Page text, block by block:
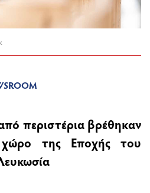
περιστέρια βρέθηκαν
χώρο της Εποχής του